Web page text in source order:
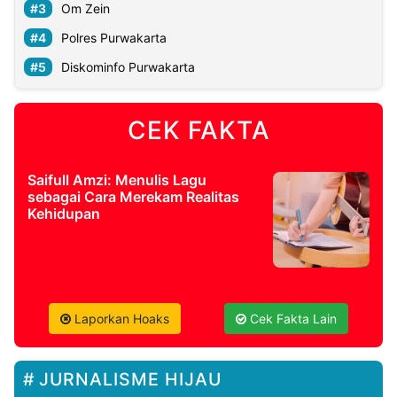
Om Zein
Polres Purwakarta
Diskominfo Purwakarta
CEK FAKTA
Saifull Amzi: Menulis Lagu
sebagai Cara Merekam Realitas
Kehidupan
Laporkan Hoaks Cek Fakta Lain
JURNALISME HIJAU